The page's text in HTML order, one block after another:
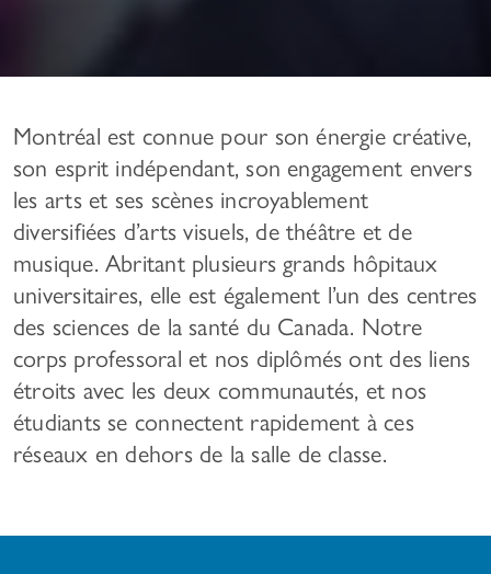
Montréal est connue pour son énergie créative,
son esprit indépendant, son engagement envers
les arts et ses scènes incroyablement
diversifiées d’arts visuels, de théâtre et de
musique. Abritant plusieurs grands hôpitaux
universitaires, elle est également l’un des centres
des sciences de la santé du Canada. Notre
corps professoral et nos diplômés ont des liens
étroits avec les deux communautés, et nos
étudiants se connectent rapidement à ces
réseaux en dehors de la salle de classe.